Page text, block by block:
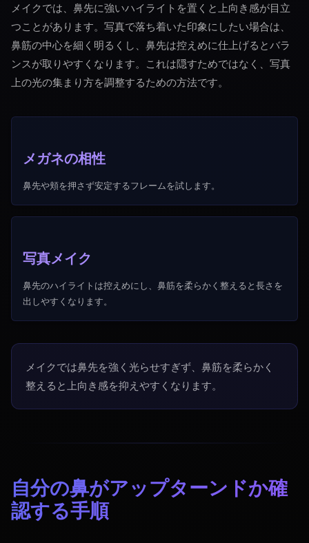
メイクでは、鼻先に強いハイライトを置くと上向き感が目立
つことがあります。写真で落ち着いた印象にしたい場合は、
鼻筋の中心を細く明るくし、鼻先は控えめに仕上げるとバラ
ンスが取りやすくなります。これは隠すためではなく、写真
上の光の集まり方を調整するための方法です。
メガネの相性
鼻先や頬を押さず安定するフレームを試します。
写真メイク
鼻先のハイライトは控えめにし、鼻筋を柔らかく整えると長さを
出しやすくなります。
メイクでは鼻先を強く光らせすぎず、鼻筋を柔らかく
整えると上向き感を抑えやすくなります。
自分の鼻がアップターンドか確
認する手順